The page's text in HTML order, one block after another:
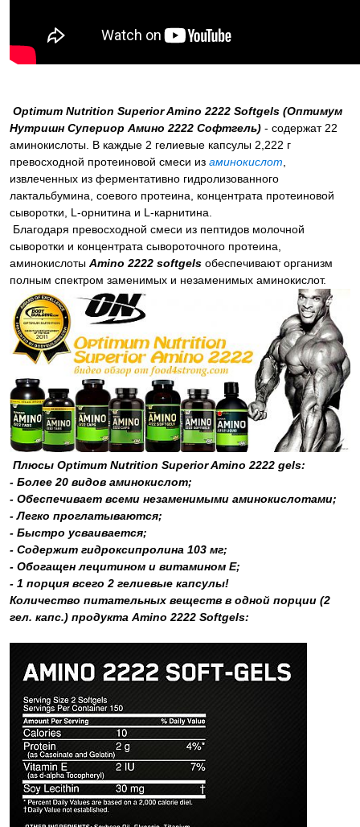
Optimum Nutrition Superior Amino 2222 Softgels (Оптимум
Нутришн Супериор Амино 2222 Софтгель) - содержат 22
аминокислоты. В каждые 2 гелиевые капсулы 2,222 г
превосходной протеиновой смеси из аминокислот,
извлеченных из ферментативно гидролизованного
лактальбумина, соевого протеина, концентрата протеиновой
сыворотки, L-орнитина и L-карнитина.
Благодаря превосходной смеси из пептидов молочной
сыворотки и концентрата сывороточного протеина,
аминокислоты Amino 2222 softgels обеспечивают организм
полным спектром заменимых и незаменимых аминокислот.
Плюсы Optimum Nutrition Superior Amino 2222 gels:
- Более 20 видов аминокислот;
- Обеспечивает всеми незаменимыми аминокислотами;
- Легко проглатываются;
- Быстро усваивается;
- Содержит гидроксипролина 103 мг;
- Обогащен лецитином и витамином E;
- 1 порция всего 2 гелиевые капсулы!
Количество питательных веществ в одной порции (2
гел. капс.) продукта Amino 2222 Softgels: